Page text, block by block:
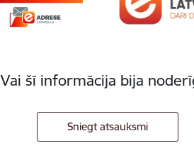
Vai šī informācija bija
Sniegt atsauksmi